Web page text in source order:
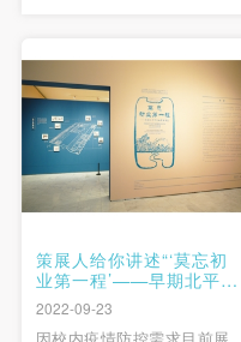
的国立美术学府中央美术学
院、国立北平艺专的先生。
这里有他一 …
策展人给你讲述“‘莫忘初
业第一程’——早期北平艺
专的国画课堂”展览缘起
2022-09-23
因校内疫情防控需求目前展